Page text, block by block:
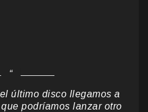
último disco llegamos a
podríamos lanzar otro